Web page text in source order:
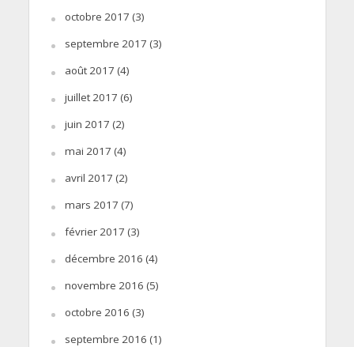
octobre 2017 (3)
septembre 2017 (3)
août 2017 (4)
juillet 2017 (6)
juin 2017 (2)
mai 2017 (4)
avril 2017 (2)
mars 2017 (7)
février 2017 (3)
décembre 2016 (4)
novembre 2016 (5)
octobre 2016 (3)
septembre 2016 (1)